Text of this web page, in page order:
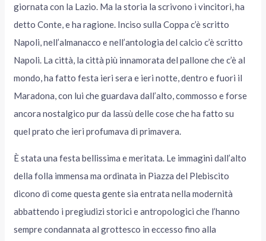
giornata con la Lazio. Ma la storia la scrivono i vincitori, ha
detto Conte, e ha ragione. Inciso sulla Coppa c’è scritto
Napoli, nell’almanacco e nell’antologia del calcio c’è scritto
Napoli. La città, la città più innamorata del pallone che c’è al
mondo, ha fatto festa ieri sera e ieri notte, dentro e fuori il
Maradona, con lui che guardava dall’alto, commosso e forse
ancora nostalgico pur da lassù delle cose che ha fatto su
quel prato che ieri profumava di primavera.
È stata una festa bellissima e meritata. Le immagini dall’alto
della folla immensa ma ordinata in Piazza del Plebiscito
dicono di come questa gente sia entrata nella modernità
abbattendo i pregiudizi storici e antropologici che l’hanno
sempre condannata al grottesco in eccesso fino alla